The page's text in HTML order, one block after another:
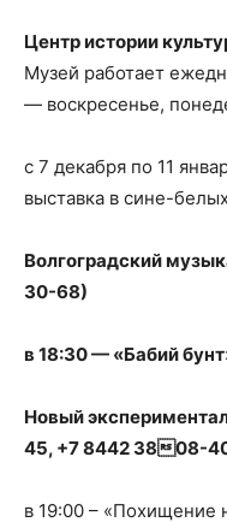
Центр истории
Музей работает
— воскресенье,
с 7 декабря по 11
выставка в сине-
Волгоградский
30-68)
в 18:30 — «Бабий
Новый
45, +7 8442 3808-
в 19:00 – «Похищение